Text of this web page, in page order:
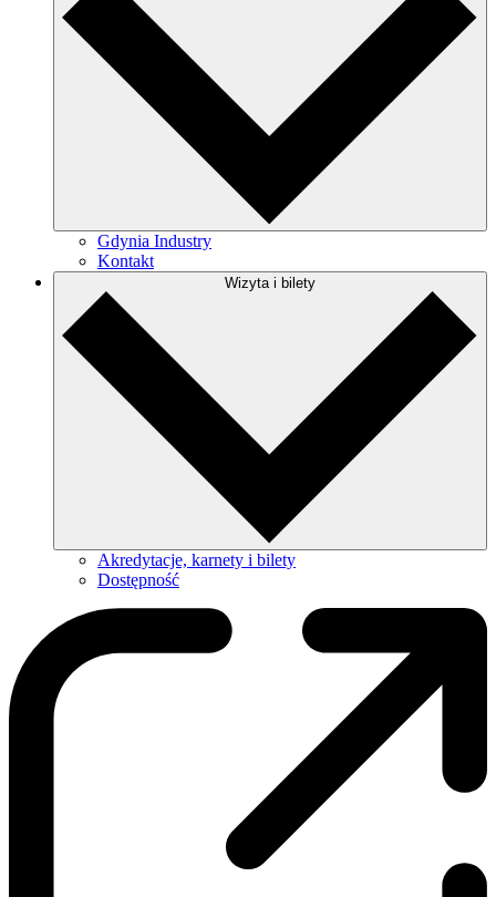
Gdynia Industry
Kontakt
Wizyta i bilety
Akredytacje, karnety i bilety
Dostępność